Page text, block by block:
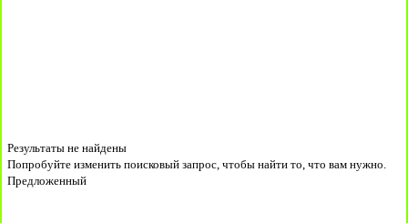
Результаты не найдены
Попробуйте изменить поисковый запрос, чтобы найти то, что вам нужно.
Предложенный